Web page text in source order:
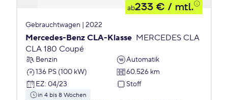
ab233 € / mtl.
Gebrauchtwagen | 2022
Mercedes-Benz CLA-Klasse MERCEDES CLA
CLA 180 Coupé
Benzin
Automatik
136 PS (100 kW)
60.526 km
EZ: 04/23 Stoff
in 4 bis 8 Wochen